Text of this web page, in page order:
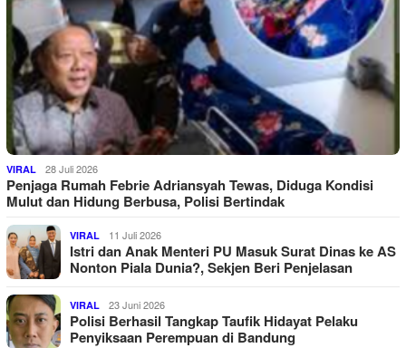
VIRAL 28 Juli 2026
Penjaga Rumah Febrie Adriansyah Tewas, Diduga Kondisi
Mulut dan Hidung Berbusa, Polisi Bertindak
VIRAL 11 Juli 2026
Istri dan Anak Menteri PU Masuk Surat Dinas ke AS
Nonton Piala Dunia?, Sekjen Beri Penjelasan
VIRAL 23 Juni 2026
Polisi Berhasil Tangkap Taufik Hidayat Pelaku
Penyiksaan Perempuan di Bandung